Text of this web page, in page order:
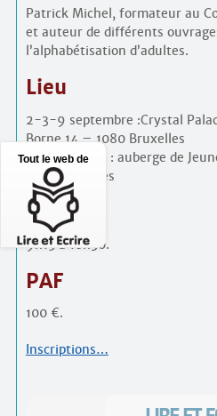
Patrick Michel, formateur au
et auteur de différents
l’alphabétisation d’adultes.
Lieu
2-3-9 septembre :Crystal
Borne 14 – 1080 Bruxelles
10 septembre : auberge de
1080 Bruxelles
Horaire
9h15 à 16h30.
PAF
100 €.
Inscriptions…
Tout le web de